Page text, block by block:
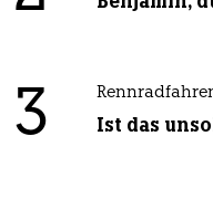
3 Ist das